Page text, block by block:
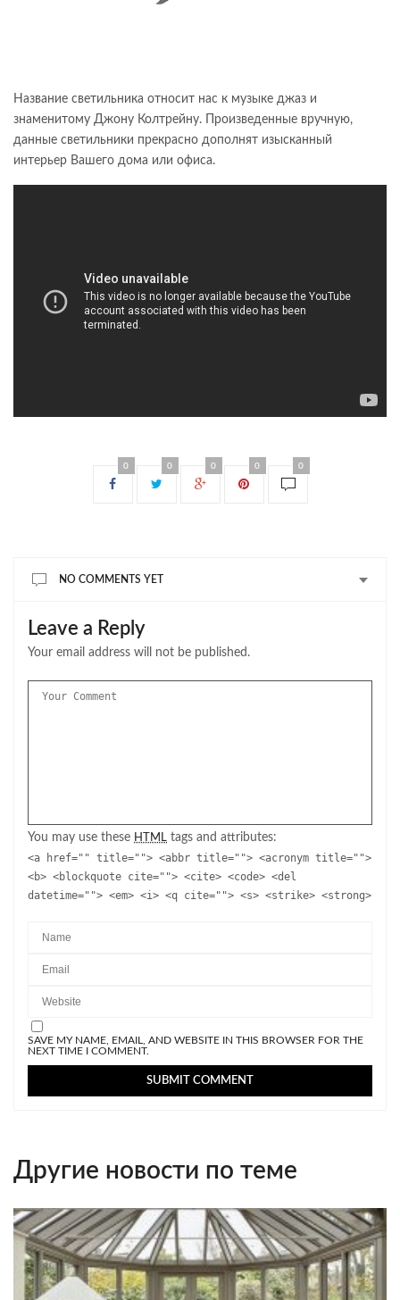
Название светильника относит нас к музыке джаз и
знаменитому Джону Колтрейну. Произведенные вручную,
данные светильники прекрасно дополнят изысканный
интерьер Вашего дома или офиса.
0 0 0 0 0
NO COMMENTS YET
Leave a Reply
Your email address will not be published.
You may use these HTML tags and attributes:
<a href="" title=""> <abbr title=""> <acronym title="">
<b> <blockquote cite=""> <cite> <code> <del
datetime=""> <em> <i> <q cite=""> <s> <strike> <strong>
SAVE MY NAME, EMAIL, AND WEBSITE IN THIS BROWSER FOR THE
NEXT TIME I COMMENT.
Другие новости по теме